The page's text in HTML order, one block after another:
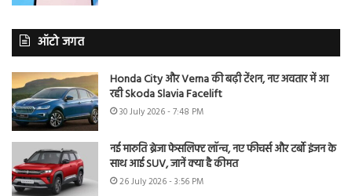
ऑटो जगत
Honda City और Verna की बढ़ी टेंशन, नए अवतार में आ
रही Skoda Slavia Facelift
30 July 2026 - 7:48 PM
नई मारुति ब्रेजा फेसलिफ्ट लॉन्च, नए फीचर्स और टर्बो इंजन के
साथ आई SUV, जानें क्या है कीमत
26 July 2026 - 3:56 PM